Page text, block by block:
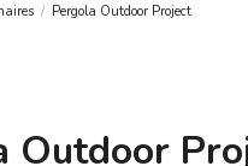
Pergola Outdoor Project
Outdoor